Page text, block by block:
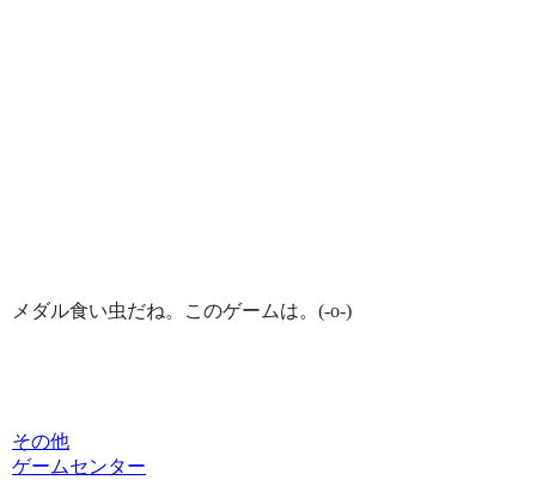
メダル食い虫だね。このゲームは。(-o-)
その他
ゲームセンター